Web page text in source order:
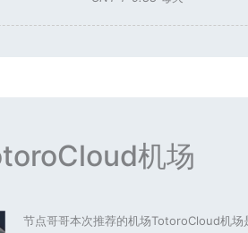
机场
节点哥哥本次推荐的机场TotoroCloud机